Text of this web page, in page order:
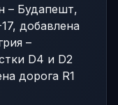
– Будапешт,
добавлена
–
D4 и D2
дорога R1